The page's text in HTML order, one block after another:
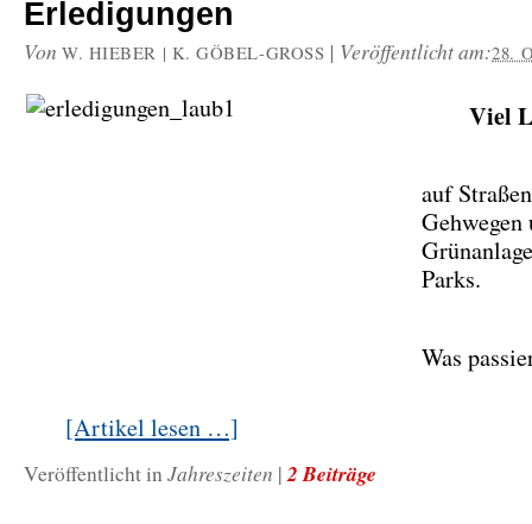
Erledigungen
Von W. HIEBER | K. GÖBEL-GROSS | Veröffentlicht am:28.
Viel
auf
Gehwegen
Parks.
Was
[Artikel lesen …]
Veröffentlicht inJahreszeiten | 2 Beiträge